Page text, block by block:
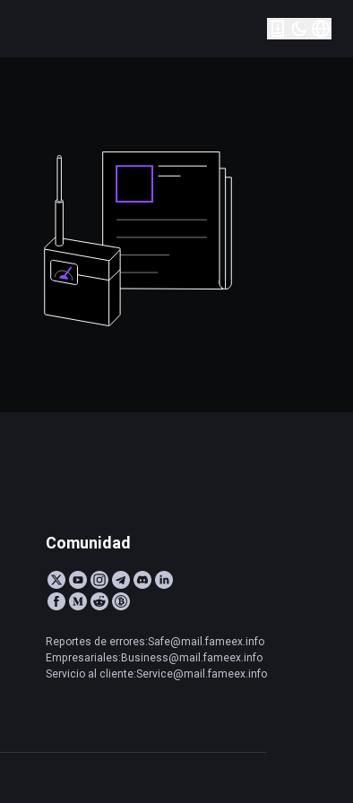
Comunidad
Reportes de errores:Safe@mail.fameex.info
Empresariales:Business@mail.fameex.info
Servicio al cliente:Service@mail.fameex.info